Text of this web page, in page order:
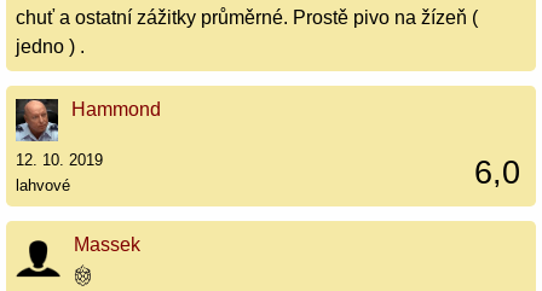
chuť a ostatní zážitky průměrné. Prostě pivo na žízeň (
jedno ) .
Hammond
6,0
12. 10. 2019
lahvové
Massek